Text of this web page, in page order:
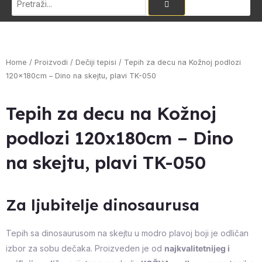
Home / Proizvodi / Dečiji tepisi / Tepih za decu na Kožnoj podlozi
120x180cm – Dino na skejtu, plavi TK-050
Tepih za decu na Kožnoj
podlozi 120x180cm – Dino
na skejtu, plavi TK-050
Za ljubitelje dinosaurusa
Tepih sa dinosaurusom na skejtu u modro plavoj boji je odličan
izbor za sobu dečaka. Proizveden je od najkvalitetnijeg i